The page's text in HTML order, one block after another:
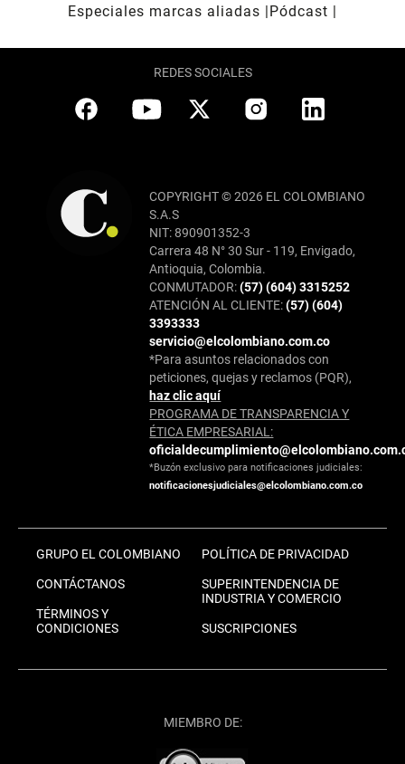
Especiales marcas aliadas
Pódcast
REDES SOCIALES
COPYRIGHT © 2026 EL COLOMBIANO
S.A.S
NIT: 890901352-3
Carrera 48 N° 30 Sur - 119, Envigado,
Antioquia, Colombia.
CONMUTADOR:(57) (604) 3315252
ATENCIÓN AL CLIENTE:(57) (604)
3393333
servicio@elcolombiano.com.co
*Para asuntos relacionados con
peticiones, quejas y reclamos (PQR),
haz clic aquí
PROGRAMA DE TRANSPARENCIA Y
ÉTICA EMPRESARIAL:
*Buzón exclusivo para notificaciones judiciales:
notificacionesjudiciales@elcolombiano.com.co
GRUPO EL COLOMBIANO
CONTÁCTANOS
TÉRMINOS Y
CONDICIONES
POLÍTICA DE PRIVACIDAD
SUPERINTENDENCIA DE
INDUSTRIA Y COMERCIO
SUSCRIPCIONES
MIEMBRO DE: